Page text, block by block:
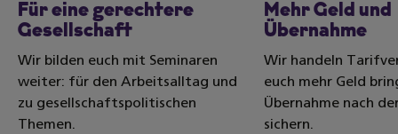
Für eine gerechtere
Gesellschaft
Wir bilden euch mit Seminaren
weiter: für den Arbeitsalltag und
zu gesellschaftspolitischen
Themen.
Mehr Geld und
Übernahme
Wir handeln
euch mehr Geld
Übernahme nach
sichern.